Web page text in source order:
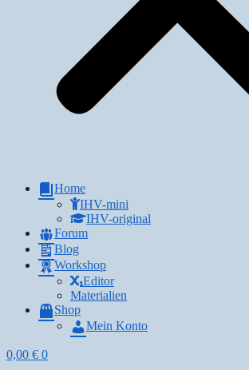
Home
IHV-mini
IHV-original
Forum
Blog
Workshop
Editor
Materialien
Shop
Mein Konto
0,00 € 0